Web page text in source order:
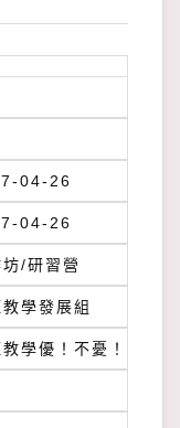
04-26
04-26
坊/研習營
學發展組
學優！不憂！